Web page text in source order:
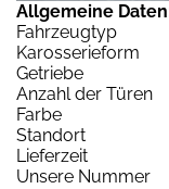
Allgemeine
Fahrzeugtyp
Karosserieform
Getriebe
Anzahl der Türen
Farbe
Standort
Lieferzeit
Unsere Nummer